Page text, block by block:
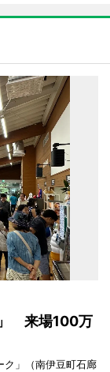
」 来場100万
ク」（南伊豆町石廊